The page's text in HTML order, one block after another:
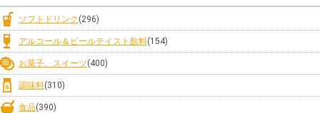
ソフトドリンク (296)
アルコール＆ビールテイスト飲料(154)
お菓子、スイーツ(400)
調味料(310)
食品(390)